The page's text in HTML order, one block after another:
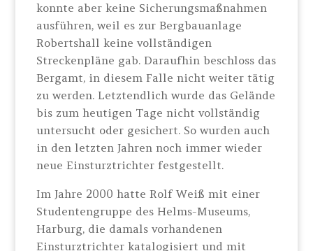
konnte aber keine Sicherungsmaßnahmen
ausführen, weil es zur Bergbauanlage
Robertshall keine vollständigen
Streckenpläne gab. Daraufhin beschloss das
Bergamt, in diesem Falle nicht weiter tätig
zu werden. Letztendlich wurde das Gelände
bis zum heutigen Tage nicht vollständig
untersucht oder gesichert. So wurden auch
in den letzten Jahren noch immer wieder
neue Einsturztrichter festgestellt.
Im Jahre 2000 hatte Rolf Weiß mit einer
Studentengruppe des Helms-Museums,
Harburg, die damals vorhandenen
Einsturztrichter katalogisiert und mit